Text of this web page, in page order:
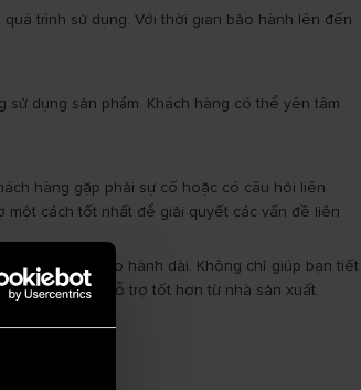
trình sử dụng. Với thời gian bảo hành lên đến
dụng sản phẩm. Khách hàng có thể yên tâm
hàng gặp phải sự cố hoặc có câu hỏi liên
một cách tốt nhất để giải quyết các vấn đề liên
có thời hạn bảo hành dài. Không chỉ giúp bạn tiết
bạn sẽ được hỗ trợ tốt hơn từ nhà sản xuất.